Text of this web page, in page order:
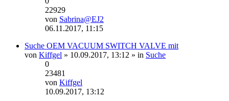
22929
von Sabrina@EJ2
06.11.2017, 11:15
Suche OEM VACUUM SWITCH VALVE mit
von Kiffgel » 10.09.2017, 13:12 » in Suche
0
23481
von Kiffgel
Neuester
10.09.2017, 13:12